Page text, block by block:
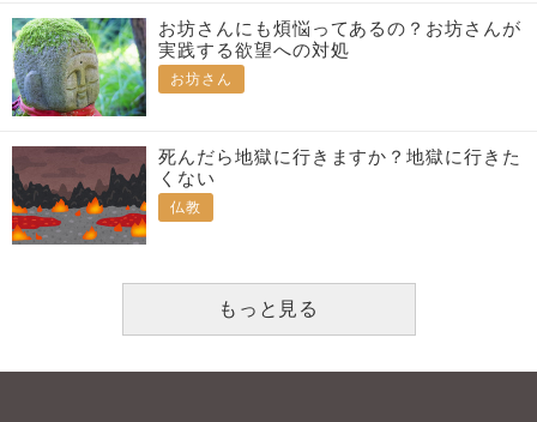
お坊さんにも煩悩ってあるの？お坊さんが
実践する欲望への対処
お坊さん
死んだら地獄に行きますか？地獄に行きた
くない
仏教
もっと見る